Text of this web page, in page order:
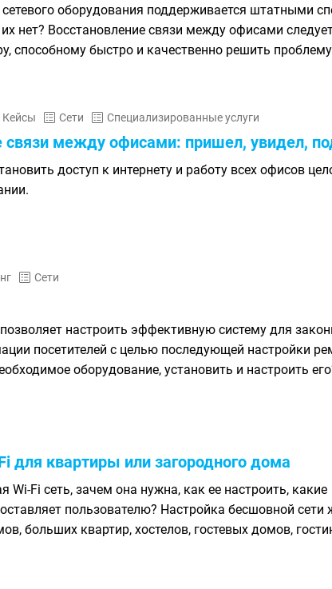
оборудования поддерживается штатными
нет? Восстановление связи между офисами
способному быстро и качественно решить
Кейсы Сети Специализированные услуги
связи между офисами: пришел, увидел,
доступ к интернету и работу всех офисов
Сети
настроить эффективную систему для
посетителей с целью последующей настройки
оборудование, установить и настроить
для квартиры или загородного дома
Wi-Fi сеть, зачем она нужна, как ее настроить, какие
пользователю? Настройка бесшовной сети
больших квартир, хостелов, гостевых домов,